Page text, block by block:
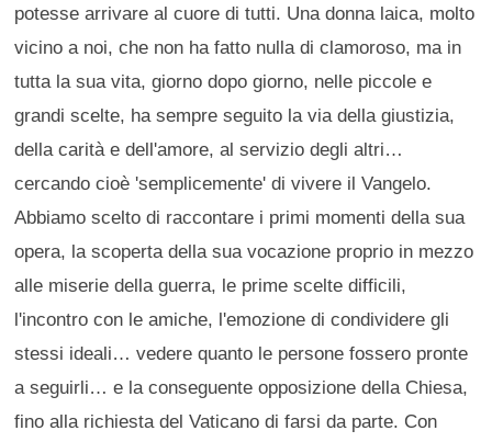
potesse arrivare al cuore di tutti. Una donna laica, molto
vicino a noi, che non ha fatto nulla di clamoroso, ma in
tutta la sua vita, giorno dopo giorno, nelle piccole e
grandi scelte, ha sempre seguito la via della giustizia,
della carità e dell'amore, al servizio degli altri…
cercando cioè 'semplicemente' di vivere il Vangelo.
Abbiamo scelto di raccontare i primi momenti della sua
opera, la scoperta della sua vocazione proprio in mezzo
alle miserie della guerra, le prime scelte difficili,
l'incontro con le amiche, l'emozione di condividere gli
stessi ideali… vedere quanto le persone fossero pronte
a seguirli… e la conseguente opposizione della Chiesa,
fino alla richiesta del Vaticano di farsi da parte. Con